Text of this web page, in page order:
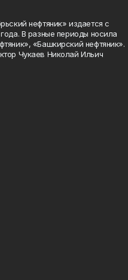
нефтяник» издается с
В разные периоды носила
«Башкирский нефтяник».
Чукаев Николай Ильич